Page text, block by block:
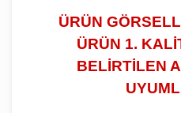
ÜRÜN
ÜRÜN 1.
BELİRTİLEN